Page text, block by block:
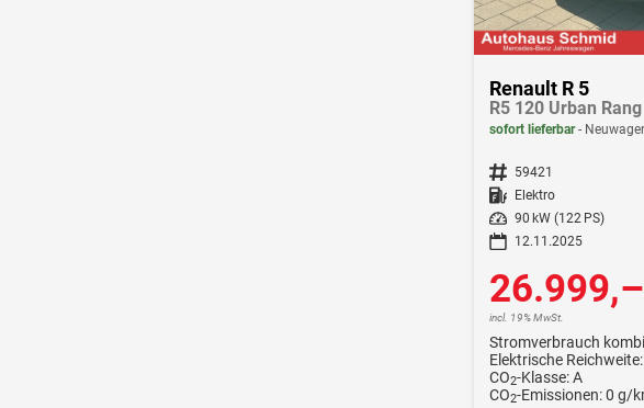
Renault R 5
sofort lieferbar
Fahrzeugnr. 59421
Kraftstoff Elektro
Leistung
90 kW (122 PS)
12.11.2025
incl. 19% MwSt.
Stromverbrauch
Elektrische Reichweite:
CO2-Klasse: A
CO2-Emissionen:0 g/